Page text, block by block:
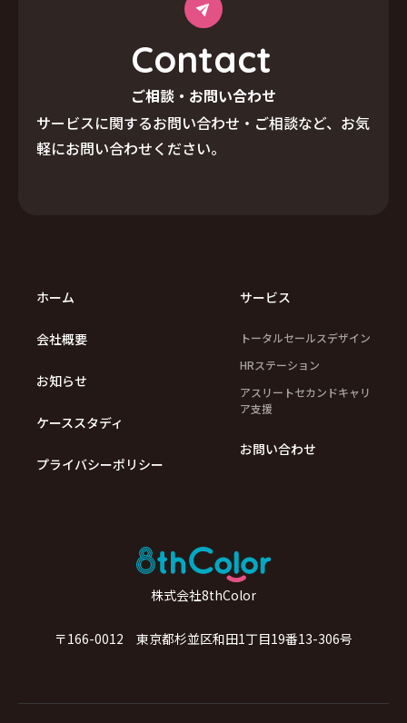
Contact
ご相談・お問い合わせ
サービスに関するお問い合わせ・ご相談など、 お気
軽にお問い合わせください。
ホーム
会社概要
お知らせ
サービス
トータルセールスデザイン
HRステーション
アスリートセカンドキャリ
ア支援
お問い合わせ
ケーススタディ
プライバシーポリシー
株式会社8thColor
〒166-0012 東京都杉並区和田1丁目19番13-306号